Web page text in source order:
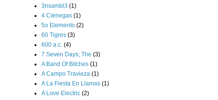
3nsambl3 (1)
4 Ciénegas (1)
5o Elemento (2)
60 Tigres (3)
600 a.c. (4)
7 Seven Days; The (3)
A Band Of Bitches (1)
A Campo Travieza (1)
A La Fiesta En Llamas (1)
A Love Electric (2)